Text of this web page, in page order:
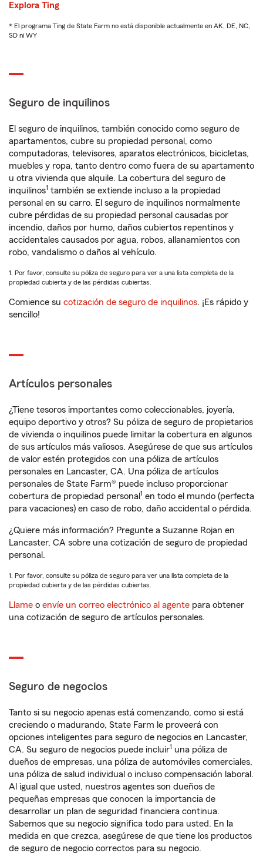
Explora Ting
* El programa Ting de State Farm no está disponible actualmente en AK, DE, NC,
SD ni WY
Seguro de inquilinos
El seguro de inquilinos, también conocido como seguro de
apartamentos, cubre su propiedad personal, como
computadoras, televisores, aparatos electrónicos, bicicletas,
muebles y ropa, tanto dentro como fuera de su apartamento
u otra vivienda que alquile. La cobertura del seguro de
inquilinos1 también se extiende incluso a la propiedad
personal en su carro. El seguro de inquilinos normalmente
cubre pérdidas de su propiedad personal causadas por
incendio, daños por humo, daños cubiertos repentinos y
accidentales causados por agua, robos, allanamientos con
robo, vandalismo o daños al vehículo.
1. Por favor, consulte su póliza de seguro para ver a una lista completa de la
propiedad cubierta y de las pérdidas cubiertas.
Comience su cotización de seguro de inquilinos. ¡Es rápido y
sencillo!
Artículos personales
¿Tiene tesoros importantes como coleccionables, joyería,
equipo deportivo y otros? Su póliza de seguro de propietarios
de vivienda o inquilinos puede limitar la cobertura en algunos
de sus artículos más valiosos. Asegúrese de que sus artículos
de valor estén protegidos con una póliza de artículos
personales en Lancaster, CA. Una póliza de artículos
personales de State Farm® puede incluso proporcionar
cobertura de propiedad personal 1 en todo el mundo (perfecta
para vacaciones) en caso de robo, daño accidental o pérdida.
¿Quiere más información? Pregunte a Suzanne Rojan en
Lancaster, CA sobre una cotización de seguro de propiedad
personal.
1. Por favor, consulte su póliza de seguro para ver una lista completa de la
propiedad cubierta y de las pérdidas cubiertas.
Llame o envíe un correo electrónico al agente para obtener
una cotización de seguro de artículos personales.
Seguro de negocios
Tanto si su negocio apenas está comenzando, como si está
creciendo o madurando, State Farm le proveerá con
opciones inteligentes para seguro de negocios en Lancaster,
CA. Su seguro de negocios puede incluir1 una póliza de
dueños de empresas, una póliza de automóviles comerciales,
una póliza de salud individual o incluso compensación laboral.
Al igual que usted, nuestros agentes son dueños de
pequeñas empresas que conocen la importancia de
desarrollar un plan de seguridad financiera continua.
Sabemos que su negocio significa todo para usted. En la
medida en que crezca, asegúrese de que tiene los productos
de seguro de negocio correctos para su negocio.